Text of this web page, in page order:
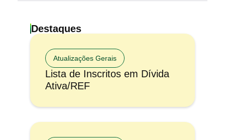
Destaques
Atualizações Gerais
Lista de Inscritos em Dívida
Ativa/REF